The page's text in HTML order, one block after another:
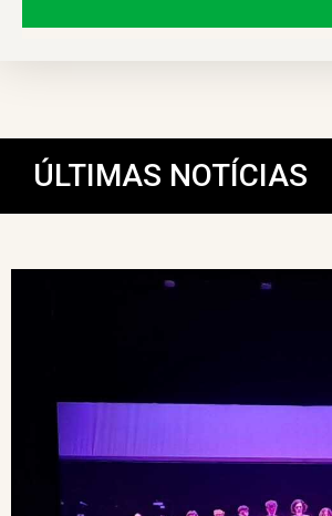
ÚLTIMAS NOTÍCIAS